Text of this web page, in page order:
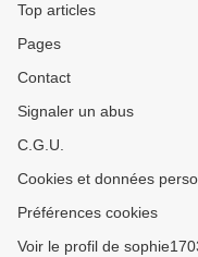
Top articles
Pages
Contact
Signaler un abus
C.G.U.
Cookies et données
Préférences cookies
Voir le profil de